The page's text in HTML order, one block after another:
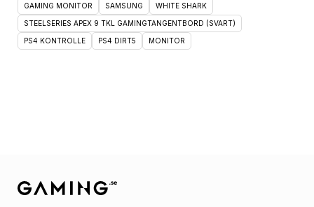
GAMING MONITOR SAMSUNG WHITE SHARK
STEELSERIES APEX 9 TKL GAMINGTANGENTBORD (SVART)
PS4 KONTROLLE PS4 DIRT5 MONITOR